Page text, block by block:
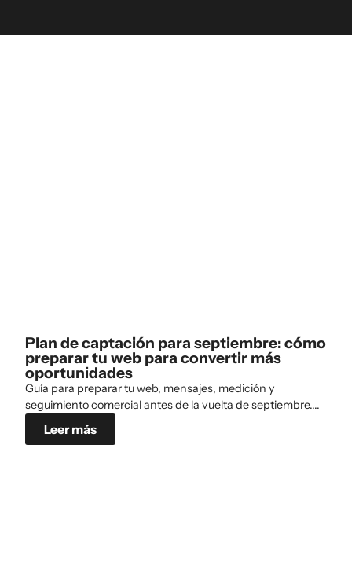
Plan de captación para septiembre: cómo
preparar tu web para convertir más
oportunidades
Guía para preparar tu web, mensajes, medición y
seguimiento comercial antes de la vuelta de septiembre....
Leer más